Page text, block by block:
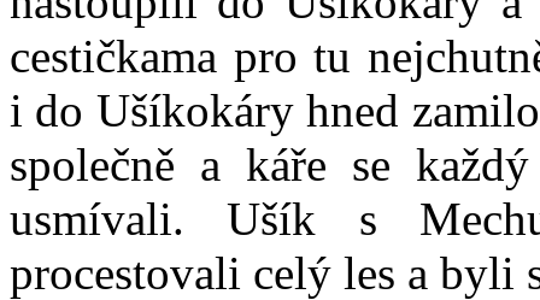
cestičkama pro tu
i do Ušíkokáry hned
společně a káře se
usmívali. Ušík s
procestovali celý les a byli